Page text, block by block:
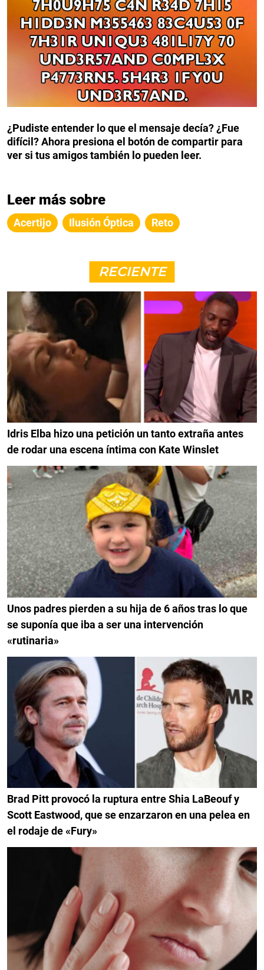
¿Pudiste entender lo que el mensaje decía? ¿Fue
difícil? Ahora presiona el botón de compartir para
ver si tus amigos también lo pueden leer.
Leer más sobre
Acertijo Ilusión Óptica Reto
RECIENTE
Idris Elba hizo una petición un tanto extraña antes
de rodar una escena íntima con Kate Winslet
Unos padres pierden a su hija de 6 años tras lo que
se suponía que iba a ser una intervención
«rutinaria»
Brad Pitt provocó la ruptura entre Shia LaBeouf y
Scott Eastwood, que se enzarzaron en una pelea en
el rodaje de «Fury»